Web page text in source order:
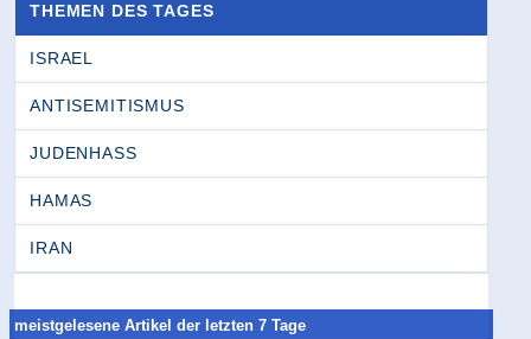
THEMEN DES TAGES
ISRAEL
ANTISEMITISMUS
JUDENHASS
HAMAS
IRAN
meistgelesene Artikel der letzten 7 Tage